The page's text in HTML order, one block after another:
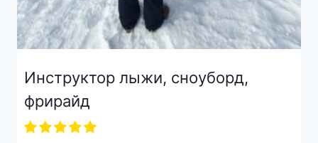
Инструктор лыжи, сноуборд,
фрирайд